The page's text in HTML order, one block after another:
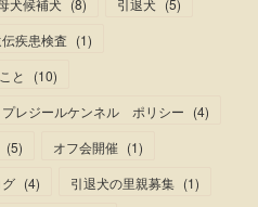
疾患検査 (1)
と
(10)
プレジールケンネル ポリシー (4)
(5) オフ会開催 (1)
(4) 引退犬の里親募集 (1)